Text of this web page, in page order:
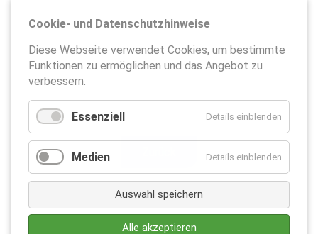
Cookie- und Datenschutzhinweise
Diese Webseite verwendet Cookies, um bestimmte
Funktionen zu ermöglichen und das Angebot zu
verbessern.
Essenziell Details einblenden
Medien Details einblenden
Auswahl speichern
Alle akzeptieren